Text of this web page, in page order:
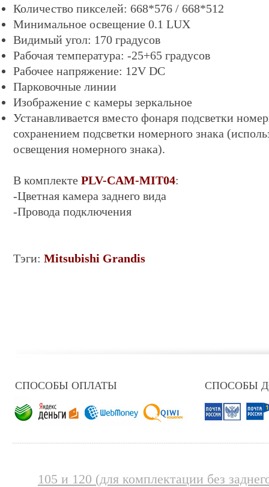
Количество пикселей: 668*576 / 668*512
Минимальное освещение 0.1 LUX
Видимый угол: 170 градусов
Рабочая температура: -25+65 градусов
Рабочее напряжение: 12V DC
Парковочные линии
Изображение с камеры зеркальное
Устанавливается вместо фонаря подсветки
сохранением подсветки номерного знака
освещения номерного знака).
В комплекте PLV-CAM-MIT04:
-Цветная камера заднего вида
-Провода подключения
Тэги: Mitsubishi Grandis
СПОСОБЫ ОПЛАТЫ СПОСОБЫ
105 и 120 (для комплектации без